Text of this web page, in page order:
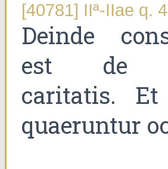
[40781] IIª-IIae q.
Deinde
est de
caritatis.
quaeruntur